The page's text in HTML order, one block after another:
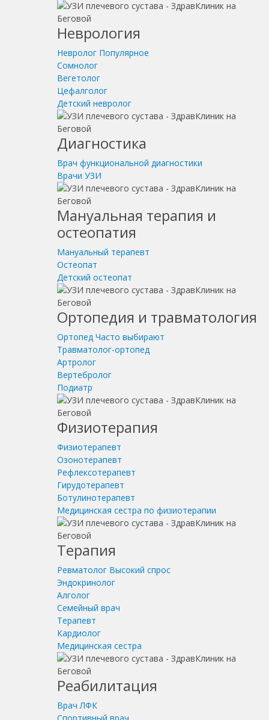
Неврология
Невролог Популярное
Сомнолог
Вегетолог
Цефалголог
Детский невролог
Диагностика
Врач функциональной диагностики
Врачи УЗИ
Мануальная терапия и
остеопатия
Мануальный терапевт
Остеопат
Детский остеопат
Ортопедия и травматология
Ортопед Часто выбирают
Травматолог-ортопед
Артролог
Вертебролог
Подиатр
Физиотерапия
Физиотерапевт
Озонотерапевт
Рефлексотерапевт
Гирудотерапевт
Ботулинотерапевт
Медицинская сестра по физиотерапии
Терапия
Ревматолог Высокий спрос
Эндокринолог
Алголог
Семейный врач
Терапевт
Кардиолог
Медицинская сестра
Реабилитация
Врач ЛФК